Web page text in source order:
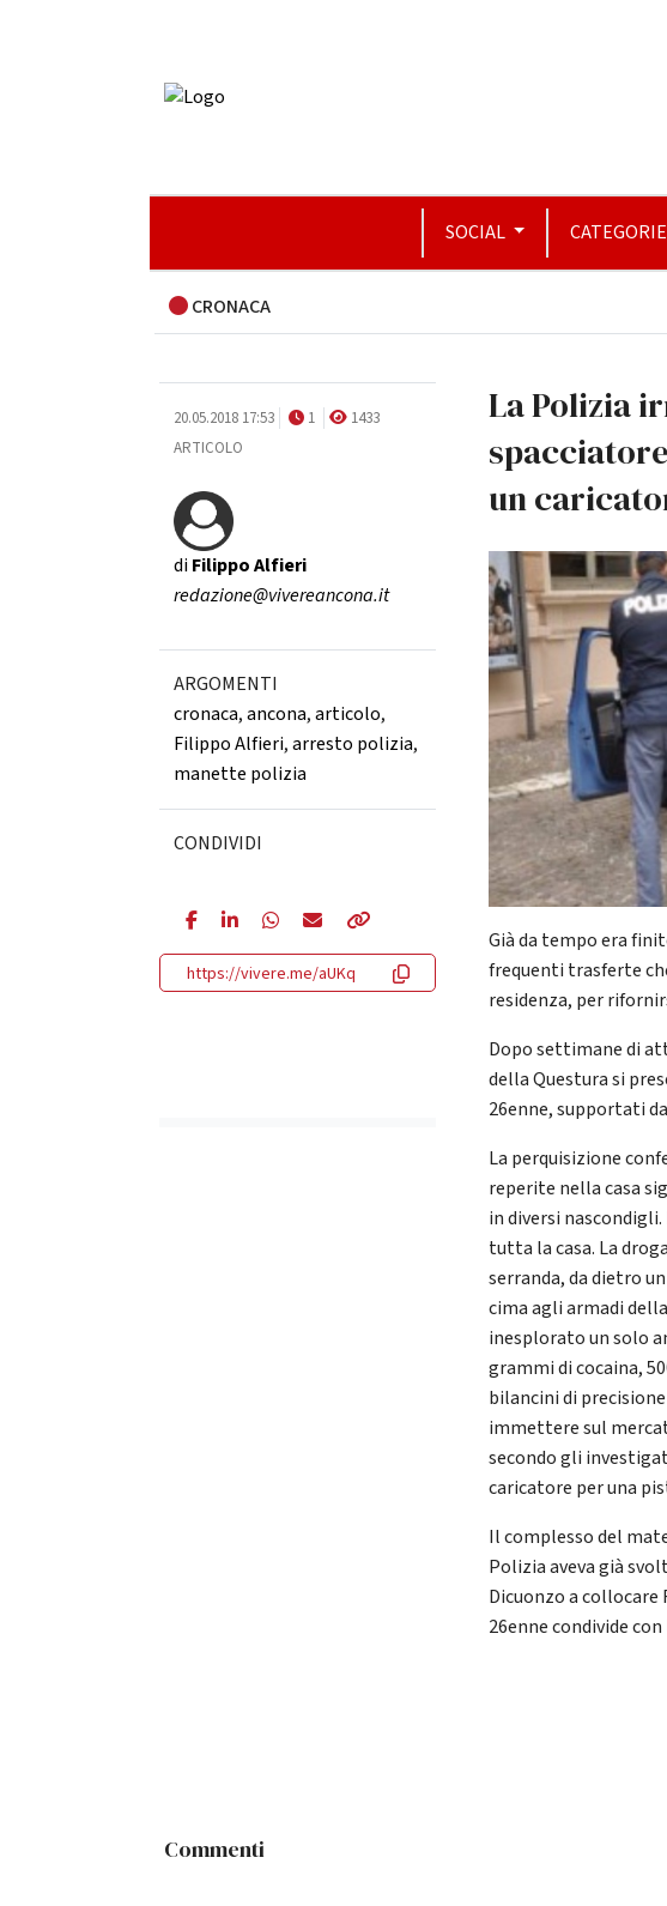
SOCIAL CATEGORIE
CRONACA
20.05.2018 17:53 1
1433
ARTICOLO
diFilippo Alfieri
redazione@vivereancona.it
ARGOMENTI
cronaca,ancona,articolo,
Filippo Alfieri,arresto polizia,
manette polizia
CONDIVIDI
https://vivere.me/aUKq
La Polizia
un
Già da tempo era
frequenti trasferte
residenza, per
Dopo settimane di
della Questura si
26enne, supportati
La perquisizione
reperite nella casa
in diversi
tutta la casa. La
serranda, da dietro
cima agli armadi
inesplorato un solo
grammi di cocaina,
bilancini di
immettere sul
secondo gli
caricatore per una
Il complesso del
Polizia aveva già
Dicuonzo a collocare
26enne condivide
Commenti